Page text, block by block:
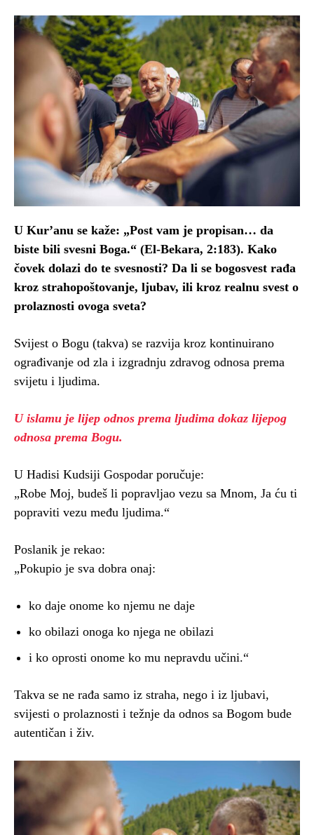
U Kur’anu se kaže: „Post vam je propisan… da
biste bili svesni Boga.“ (El-Bekara, 2:183). Kako
čovek dolazi do te svesnosti? Da li se bogosvest rađa
kroz strahopoštovanje, ljubav, ili kroz realnu svest o
prolaznosti ovoga sveta?
Svijest o Bogu (takva) se razvija kroz kontinuirano
ograđivanje od zla i izgradnju zdravog odnosa prema
svijetu i ljudima.
U islamu je lijep odnos prema ljudima dokaz lijepog
odnosa prema Bogu.
U Hadisi Kudsiji Gospodar poručuje:
„Robe Moj, budeš li popravljao vezu sa Mnom, Ja ću ti
popraviti vezu među ljudima.“
Poslanik je rekao:
„Pokupio je sva dobra onaj:
ko daje onome ko njemu ne daje
ko obilazi onoga ko njega ne obilazi
i ko oprosti onome ko mu nepravdu učini.“
Takva se ne rađa samo iz straha, nego i iz ljubavi,
svijesti o prolaznosti i težnje da odnos sa Bogom bude
autentičan i živ.